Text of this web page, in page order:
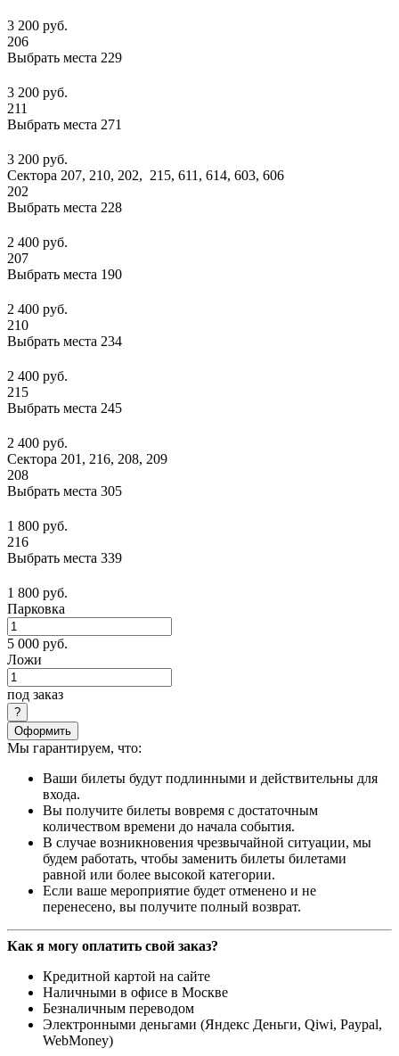
3 200 руб.
206
Выбрать места 229
3 200 руб.
211
Выбрать места 271
3 200 руб.
Сектора 207, 210, 202, 215, 611, 614, 603, 606
202
Выбрать места 228
2 400 руб.
207
Выбрать места 190
2 400 руб.
210
Выбрать места 234
2 400 руб.
215
Выбрать места 245
2 400 руб.
Сектора 201, 216, 208, 209
208
Выбрать места 305
1 800 руб.
216
Выбрать места 339
1 800 руб.
Парковка
5 000 руб.
Ложи
под заказ
Оформить
Мы гарантируем, что:
Ваши билеты будут подлинными и действительны для
входа.
Вы получите билеты вовремя с достаточным
количеством времени до начала события.
В случае возникновения чрезвычайной ситуации, мы
будем работать, чтобы заменить билеты билетами
равной или более высокой категории.
Если ваше мероприятие будет отменено и не
перенесено, вы получите полный возврат.
Как я могу оплатить свой заказ?
Кредитной картой на сайте
Наличными в офисе в Москве
Безналичным переводом
Электронными деньгами (Яндекс Деньги, Qiwi, Paypal,
WebMoney)